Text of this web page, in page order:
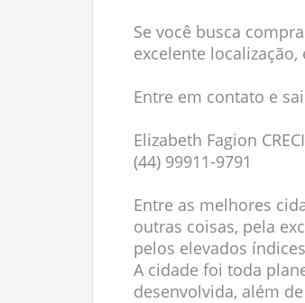
Se você busca
excelente
Entre em contato e
Elizabeth Fagion
(44) 99911-9791
Entre as melhores
outras coisas, pela
pelos elevados
A cidade foi toda
desenvolvida, além